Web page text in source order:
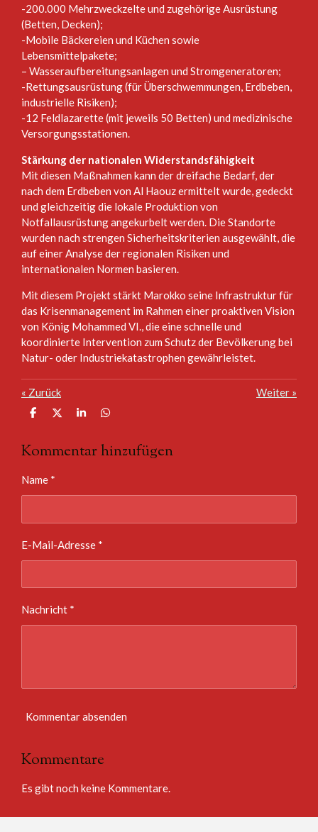
-200.000 Mehrzweckzelte und zugehörige Ausrüstung
(Betten, Decken);
-Mobile Bäckereien und Küchen sowie
Lebensmittelpakete;
– Wasseraufbereitungsanlagen und Stromgeneratoren;
-Rettungsausrüstung (für Überschwemmungen, Erdbeben,
industrielle Risiken);
-12 Feldlazarette (mit jeweils 50 Betten) und medizinische
Versorgungsstationen.
Stärkung der nationalen Widerstandsfähigkeit
Mit diesen Maßnahmen kann der dreifache Bedarf, der
nach dem Erdbeben von Al Haouz ermittelt wurde, gedeckt
und gleichzeitig die lokale Produktion von
Notfallausrüstung angekurbelt werden. Die Standorte
wurden nach strengen Sicherheitskriterien ausgewählt, die
auf einer Analyse der regionalen Risiken und
internationalen Normen basieren.
Mit diesem Projekt stärkt Marokko seine Infrastruktur für
das Krisenmanagement im Rahmen einer proaktiven Vision
von König Mohammed VI., die eine schnelle und
koordinierte Intervention zum Schutz der Bevölkerung bei
Natur- oder Industriekatastrophen gewährleistet.
« Zurück Weiter »
T
l
e
T
l
e
T
l
e
T
l
e
Kommentar hinzufügen
Name *
E-Mail-Adresse *
Nachricht *
Kommentar absenden
Kommentare
Es gibt noch keine Kommentare.